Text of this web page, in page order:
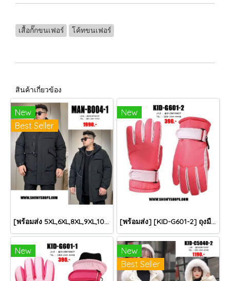
เสื้อกั๊กขนเฟอร์ โค้ทขนเฟอร์
สินค้าเกี่ยวข้อง
New
Best Seller
[พร้อมส่ง 5XL,6XL,8XL,9XL,10XL] [Man-B004-1] Down Jackets BigSize เสื้อโค้ทขนเป็ดกันหนาวสีดำชายไซด์ใหญ่ มีหมวกฮู้ด ซิปด้านหน้า กันน้ำ ใส่กันหนาวติดลบได้อย่างดี
New
[พร้อมส่ง] [KID-G601-2] ถุงมือกันหนาวเด็กสีชมพูเข้ม ซับขนด้านใน ใส่กันหนาวเล่นหิมะได้ (เหมาะสำหรับเด็ก 3-5ขวบ)
New
New
Best Seller